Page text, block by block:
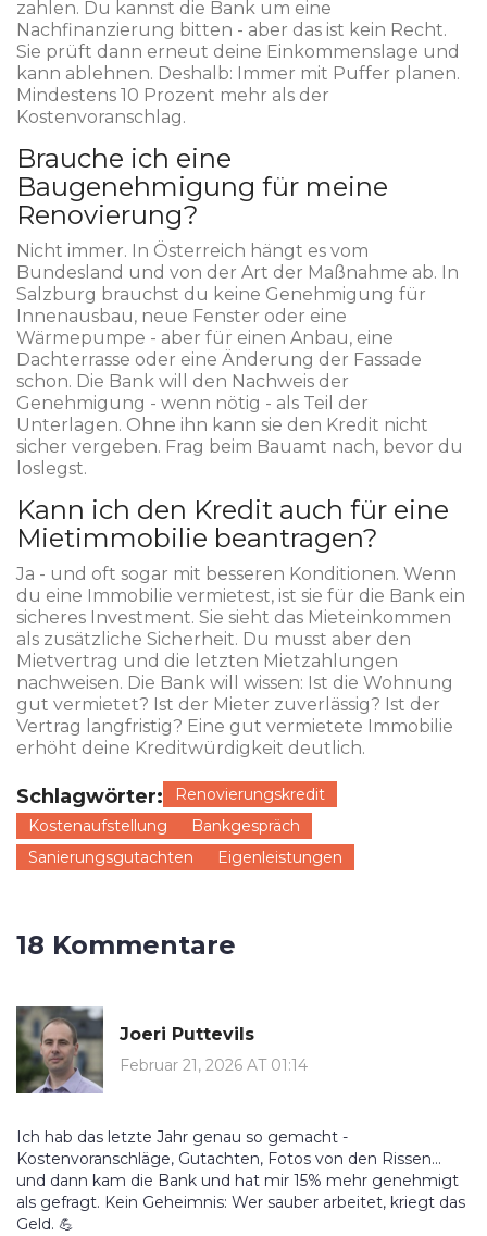
zahlen. Du kannst die Bank um eine
Nachfinanzierung bitten - aber das ist kein Recht.
Sie prüft dann erneut deine Einkommenslage und
kann ablehnen. Deshalb: Immer mit Puffer planen.
Mindestens 10 Prozent mehr als der
Kostenvoranschlag.
Brauche ich eine
Baugenehmigung für meine
Renovierung?
Nicht immer. In Österreich hängt es vom
Bundesland und von der Art der Maßnahme ab. In
Salzburg brauchst du keine Genehmigung für
Innenausbau, neue Fenster oder eine
Wärmepumpe - aber für einen Anbau, eine
Dachterrasse oder eine Änderung der Fassade
schon. Die Bank will den Nachweis der
Genehmigung - wenn nötig - als Teil der
Unterlagen. Ohne ihn kann sie den Kredit nicht
sicher vergeben. Frag beim Bauamt nach, bevor du
loslegst.
Kann ich den Kredit auch für eine
Mietimmobilie beantragen?
Ja - und oft sogar mit besseren Konditionen. Wenn
du eine Immobilie vermietest, ist sie für die Bank ein
sicheres Investment. Sie sieht das Mieteinkommen
als zusätzliche Sicherheit. Du musst aber den
Mietvertrag und die letzten Mietzahlungen
nachweisen. Die Bank will wissen: Ist die Wohnung
gut vermietet? Ist der Mieter zuverlässig? Ist der
Vertrag langfristig? Eine gut vermietete Immobilie
erhöht deine Kreditwürdigkeit deutlich.
Schlagwörter:
Renovierungskredit
Kostenaufstellung
Bankgespräch
Sanierungsgutachten
Eigenleistungen
18 Kommentare
Joeri Puttevils
Februar 21, 2026 AT 01:14
Ich hab das letzte Jahr genau so gemacht -
Kostenvoranschläge, Gutachten, Fotos von den Rissen...
und dann kam die Bank und hat mir 15% mehr genehmigt
als gefragt. Kein Geheimnis: Wer sauber arbeitet, kriegt das
Geld. 💪